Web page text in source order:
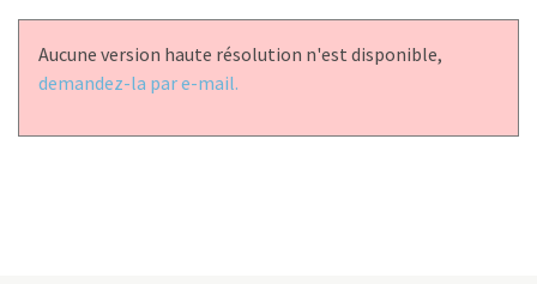
Aucune version haute résolution n'est disponible,
demandez-la par e-mail.